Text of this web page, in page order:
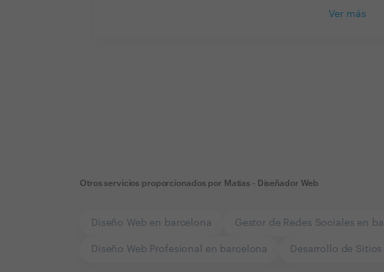
Ver más
Otros servicios proporcionados por Matias - Diseñador Web
Diseño Web en barcelona Gestor de Redes Sociales en
Diseño Web Profesional en barcelona Desarrollo de